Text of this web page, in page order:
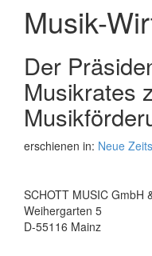
Musik-
Der
Musikrates
erschienen in: Neue
SCHOTT MUSIC GmbH
Weihergarten 5
D-55116 Mainz